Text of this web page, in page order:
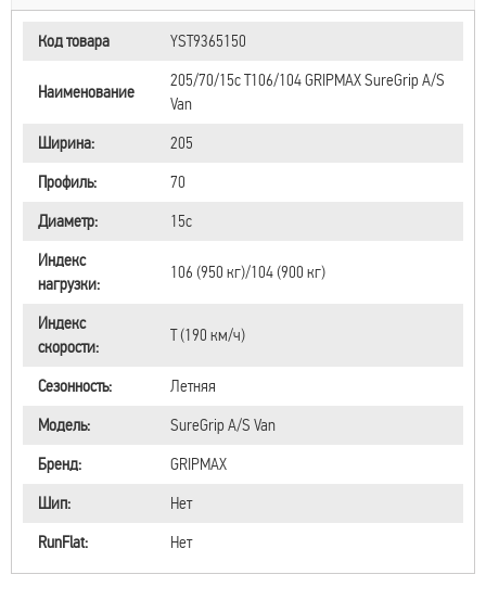
Код товара YST9365150
Наименование
205/70/15c T106/104 GRIPMAX SureGrip A/S
Van
Ширина:
205
Профиль:
70
Диаметр:
15c
Индекс
нагрузки:
106 (950 кг)/104 (900 кг)
Индекс
скорости:
T (190 км/ч)
Сезонность:
Летняя
Модель:
SureGrip A/S Van
Бренд:
GRIPMAX
Шип:
Нет
RunFlat:
Нет